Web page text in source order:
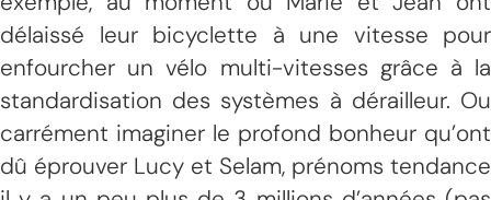
délaissé leur bicyclette à une vitesse pour
enfourcher un vélo multi-vitesses grâce à la
standardisation des systèmes à dérailleur. Ou
carrément imaginer le profond bonheur qu’ont
dû éprouver Lucy et Selam, prénoms tendance